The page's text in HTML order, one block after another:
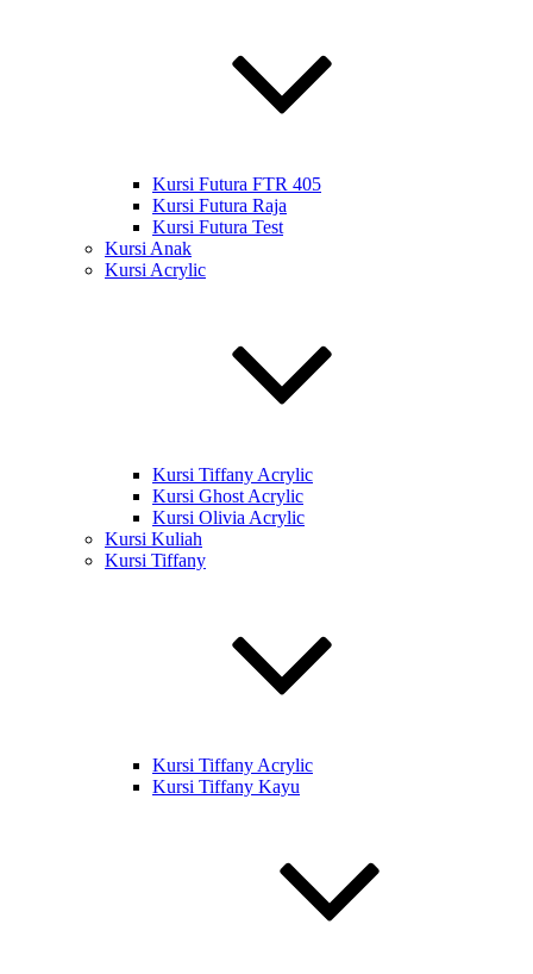
Kursi Futura FTR 405
Kursi Futura Raja
Kursi Futura Test
Kursi Anak
Kursi Acrylic
Kursi Tiffany Acrylic
Kursi Ghost Acrylic
Kursi Olivia Acrylic
Kursi Kuliah
Kursi Tiffany
Kursi Tiffany Acrylic
Kursi Tiffany Kayu